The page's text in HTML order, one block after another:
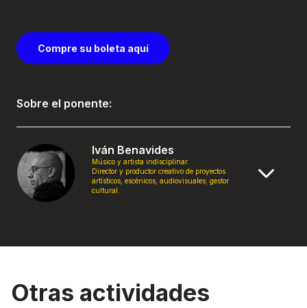
Compre su boleta aquí
Sobre el ponente:
Iván Benavides
Músico y artista indisciplinar.
Director y productor creativo de proyectos
artísticos, escénicos, audiovisuales; gestor
cultural.
Otras actividades